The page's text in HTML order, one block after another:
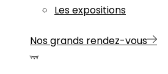
Les expositions
Nos grands rendez-vous